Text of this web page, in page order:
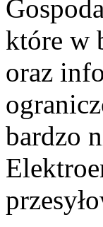
które w
oraz
bardzo